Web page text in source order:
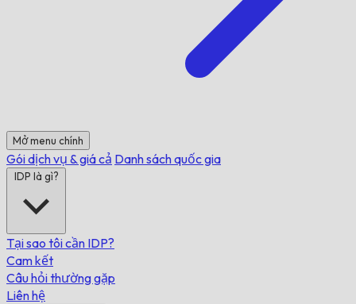
Mở menu chính
Gói dịch vụ & giá cả Danh sách quốc gia
IDP là gì?
Tại sao tôi cần IDP?
Cam kết
Câu hỏi thường gặp
Liên hệ